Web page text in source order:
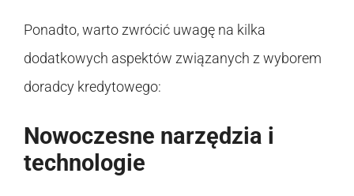
Ponadto, warto zwrócić uwagę na kilka
dodatkowych aspektów związanych z wyborem
doradcy kredytowego:
Nowoczesne narzędzia i
technologie